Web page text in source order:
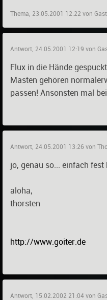
Thema, 23.05.2001 12:22 von Gast
Antwort, 24.05.2001 12:19 von
Flux in die Hände
Masten gehören
passen! Ansonsten mal
Antwort, 24.05.2001 13:26 von
jo, genau so... einfach
aloha,
thorsten
http://www.goiter.de
Antwort, 15.02.2002 21:04 von